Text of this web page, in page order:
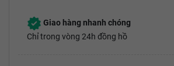
Giao hàng nhanh chóng
Chỉ trong vòng 24h đồng hồ